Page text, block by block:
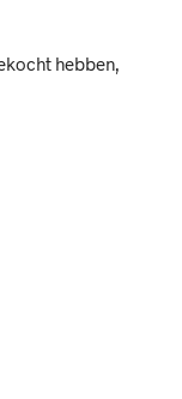
hebben,